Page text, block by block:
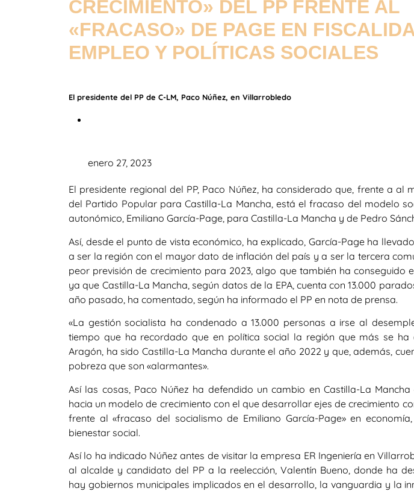
CRECIMIENTO» DEL PP FRENTE AL
«FRACASO» DE PAGE EN
EMPLEO Y POLÍTICAS SOCIALES
El presidente del PP de C-LM, Paco Núñez, en Villarrobledo
enero 27, 2023
El presidente regional del PP, Paco Núñez, ha considerado que, frente a al
del Partido Popular para Castilla-La Mancha, está el fracaso del modelo
autonómico, Emiliano García-Page, para Castilla-La Mancha y de Pedro
Así, desde el punto de vista económico, ha explicado, García-Page ha
a ser la región con el mayor dato de inflación del país y a ser la tercera
peor previsión de crecimiento para 2023, algo que también ha conseguido
ya que Castilla-La Mancha, según datos de la EPA, cuenta con 13.000
año pasado, ha comentado, según ha informado el PP en nota de prensa.
«La gestión socialista ha condenado a 13.000 personas a irse al
tiempo que ha recordado que en política social la región que más se ha
Aragón, ha sido Castilla-La Mancha durante el año 2022 y que, además,
pobreza que son «alarmantes».
Así las cosas, Paco Núñez ha defendido un cambio en Castilla-La
hacia un modelo de crecimiento con el que desarrollar ejes de crecimiento
frente al «fracaso del socialismo de Emiliano García-Page» en
bienestar social.
Así lo ha indicado Núñez antes de visitar la empresa ER Ingeniería en
al alcalde y candidato del PP a la reelección, Valentín Bueno, donde ha
hay gobiernos municipales implicados en el desarrollo, la vanguardia y la